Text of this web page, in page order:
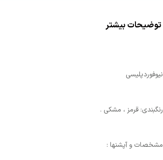
توضیحات بیشتر
نیوفوردپلیسی
رنگبندی: قرمز ، مشکی .
مشخصات و آپشنها : ⁦